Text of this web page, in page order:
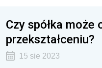
Czy spółka
przekształceniu?
15 sie 2023